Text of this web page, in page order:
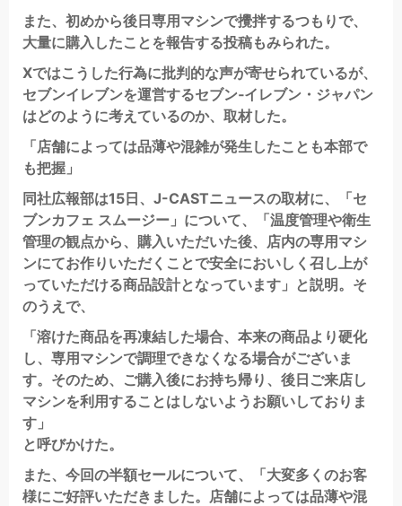
また、初めから後日専用マシンで攪拌するつもりで、
大量に購入したことを報告する投稿もみられた。
Xではこうした行為に批判的な声が寄せられているが、
セブンイレブンを運営するセブン‐イレブン・ジャパン
はどのように考えているのか、取材した。
「店舗によっては品薄や混雑が発生したことも本部で
も把握」
同社広報部は15日、J-CASTニュースの取材に、「セ
ブンカフェ スムージー」について、「温度管理や衛生
管理の観点から、購入いただいた後、店内の専用マシ
ンにてお作りいただくことで安全においしく召し上が
っていただける商品設計となっています」と説明。そ
のうえで、
「溶けた商品を再凍結した場合、本来の商品より硬化
し、専用マシンで調理できなくなる場合がございま
す。そのため、ご購入後にお持ち帰り、後日ご来店し
マシンを利用することはしないようお願いしておりま
す」
と呼びかけた。
また、今回の半額セールについて、「大変多くのお客
様にご好評いただきました。店舗によっては品薄や混